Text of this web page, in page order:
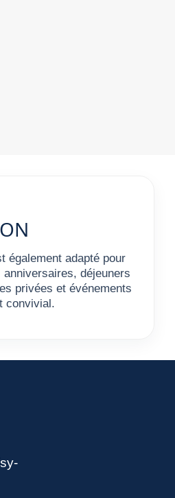
également adapté pour
déjeuners
privées et événements
convivial.